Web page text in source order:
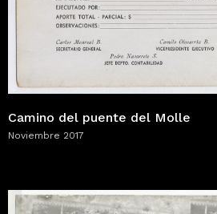
Camino del puente del Molle
Noviembre 2017